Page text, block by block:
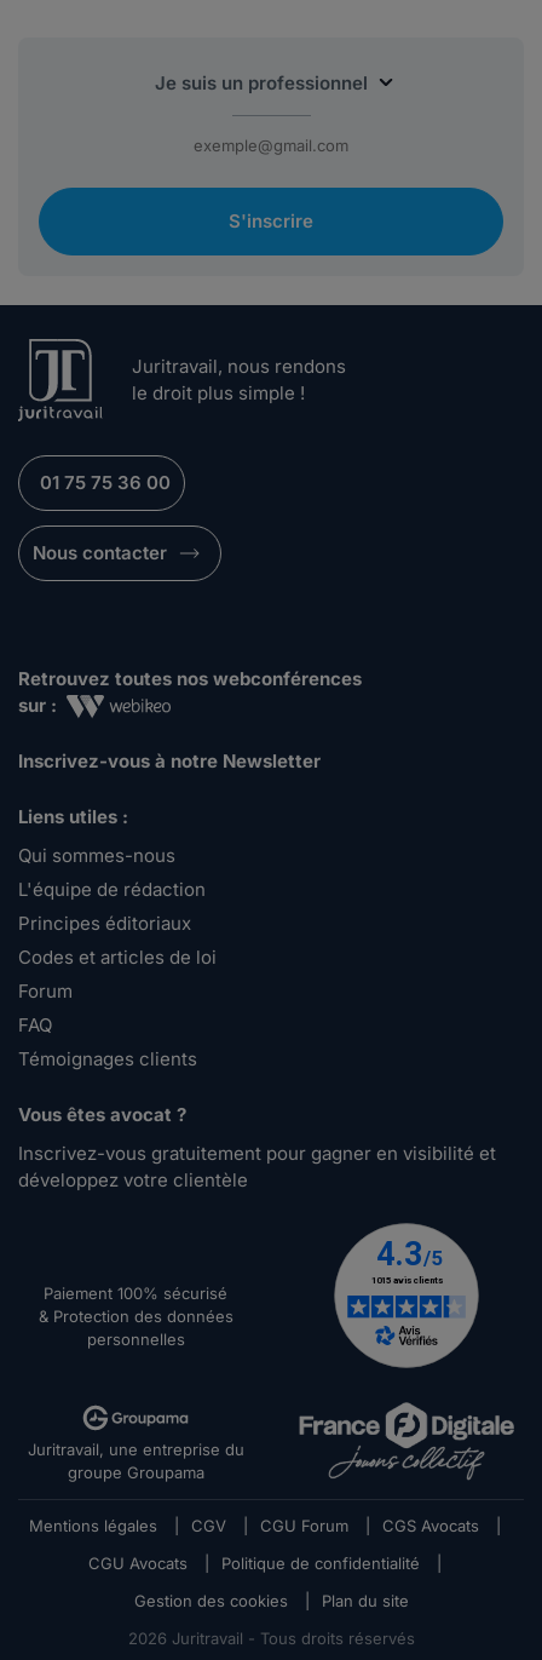
S'inscrire
Juritravail, nous rendons
le droit plus simple !
01 75 75 36 00
Nous contacter
Retrouvez toutes nos webconférences
sur :
Inscrivez-vous à notre Newsletter
Liens utiles :
Qui sommes-nous
L'équipe de rédaction
Principes éditoriaux
Codes et articles de loi
Forum
FAQ
Témoignages clients
Vous êtes avocat ?
Inscrivez-vous gratuitement pour gagner en visibilité et
développez votre clientèle
Paiement 100% sécurisé
& Protection des données
personnelles
Juritravail, une entreprise du
groupe Groupama
Mentions légales CGV CGU Forum CGS Avocats
CGU Avocats
Politique de confidentialité
Gestion des cookies
Plan du site
2026 Juritravail - Tous droits réservés